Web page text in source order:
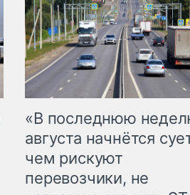
«В последнюю
августа начнётся
чем рискуют
перевозчики, не